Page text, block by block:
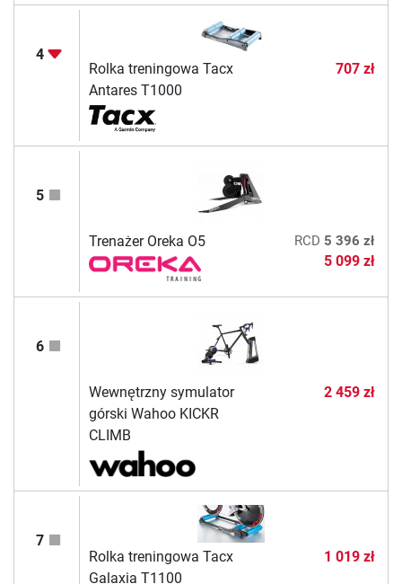
4
Rolka treningowa Tacx
Antares T1000
707 zł
5
Trenażer Oreka O5 RCD 5 396 zł
5 099 zł
6
Wewnętrzny symulator
górski Wahoo KICKR
CLIMB
2 459 zł
7
Rolka treningowa Tacx
Galaxia T1100
1 019 zł